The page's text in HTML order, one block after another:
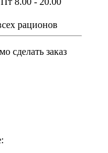
рационов
сделать заказ